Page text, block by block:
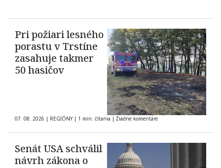
Pri požiari lesného
porastu v Trstíne
zasahuje takmer
50 hasičov
07. 08. 2026 | REGIÓNY | 1 min. čítania | Žiadne komentáre
Senát USA schválil
návrh zákona o